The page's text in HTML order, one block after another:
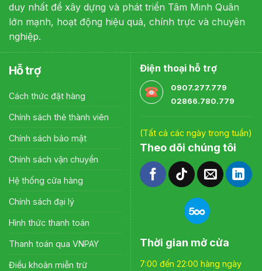
duy nhất để xây dựng và phát triển Tâm Minh Quân
lớn mạnh, hoạt động hiệu quả, chính trực và chuyên
nghiệp.
Hỗ trợ
Cách thức đặt hàng
Chính sách thẻ thành viên
Chính sách bảo mật
Chính sách vận chuyển
Hệ thống cửa hàng
Chính sách đại lý
Hình thức thanh toán
Thanh toán qua VNPAY
Điều khoản miễn trừ
Điện thoại hỗ trợ
0907.277.779
02866.780.779
(Tất cả các ngày trong tuần)
Theo dõi chúng tôi
Thời gian mở cửa
7:00 đến 22:00 hàng ngày